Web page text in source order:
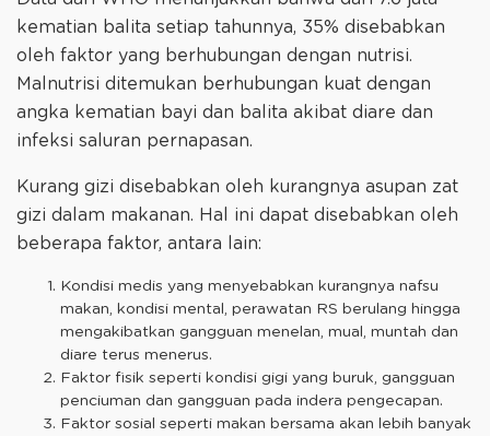
kematian balita setiap tahunnya, 35% disebabkan
oleh faktor yang berhubungan dengan nutrisi.
Malnutrisi ditemukan berhubungan kuat dengan
angka kematian bayi dan balita akibat diare dan
infeksi saluran pernapasan.
Kurang gizi disebabkan oleh kurangnya asupan zat
gizi dalam makanan. Hal ini dapat disebabkan oleh
beberapa faktor, antara lain:
Kondisi medis yang menyebabkan kurangnya nafsu
makan, kondisi mental, perawatan RS berulang hingga
mengakibatkan gangguan menelan, mual, muntah dan
diare terus menerus.
Faktor fisik seperti kondisi gigi yang buruk, gangguan
penciuman dan gangguan pada indera pengecapan.
Faktor sosial seperti makan bersama akan lebih banyak